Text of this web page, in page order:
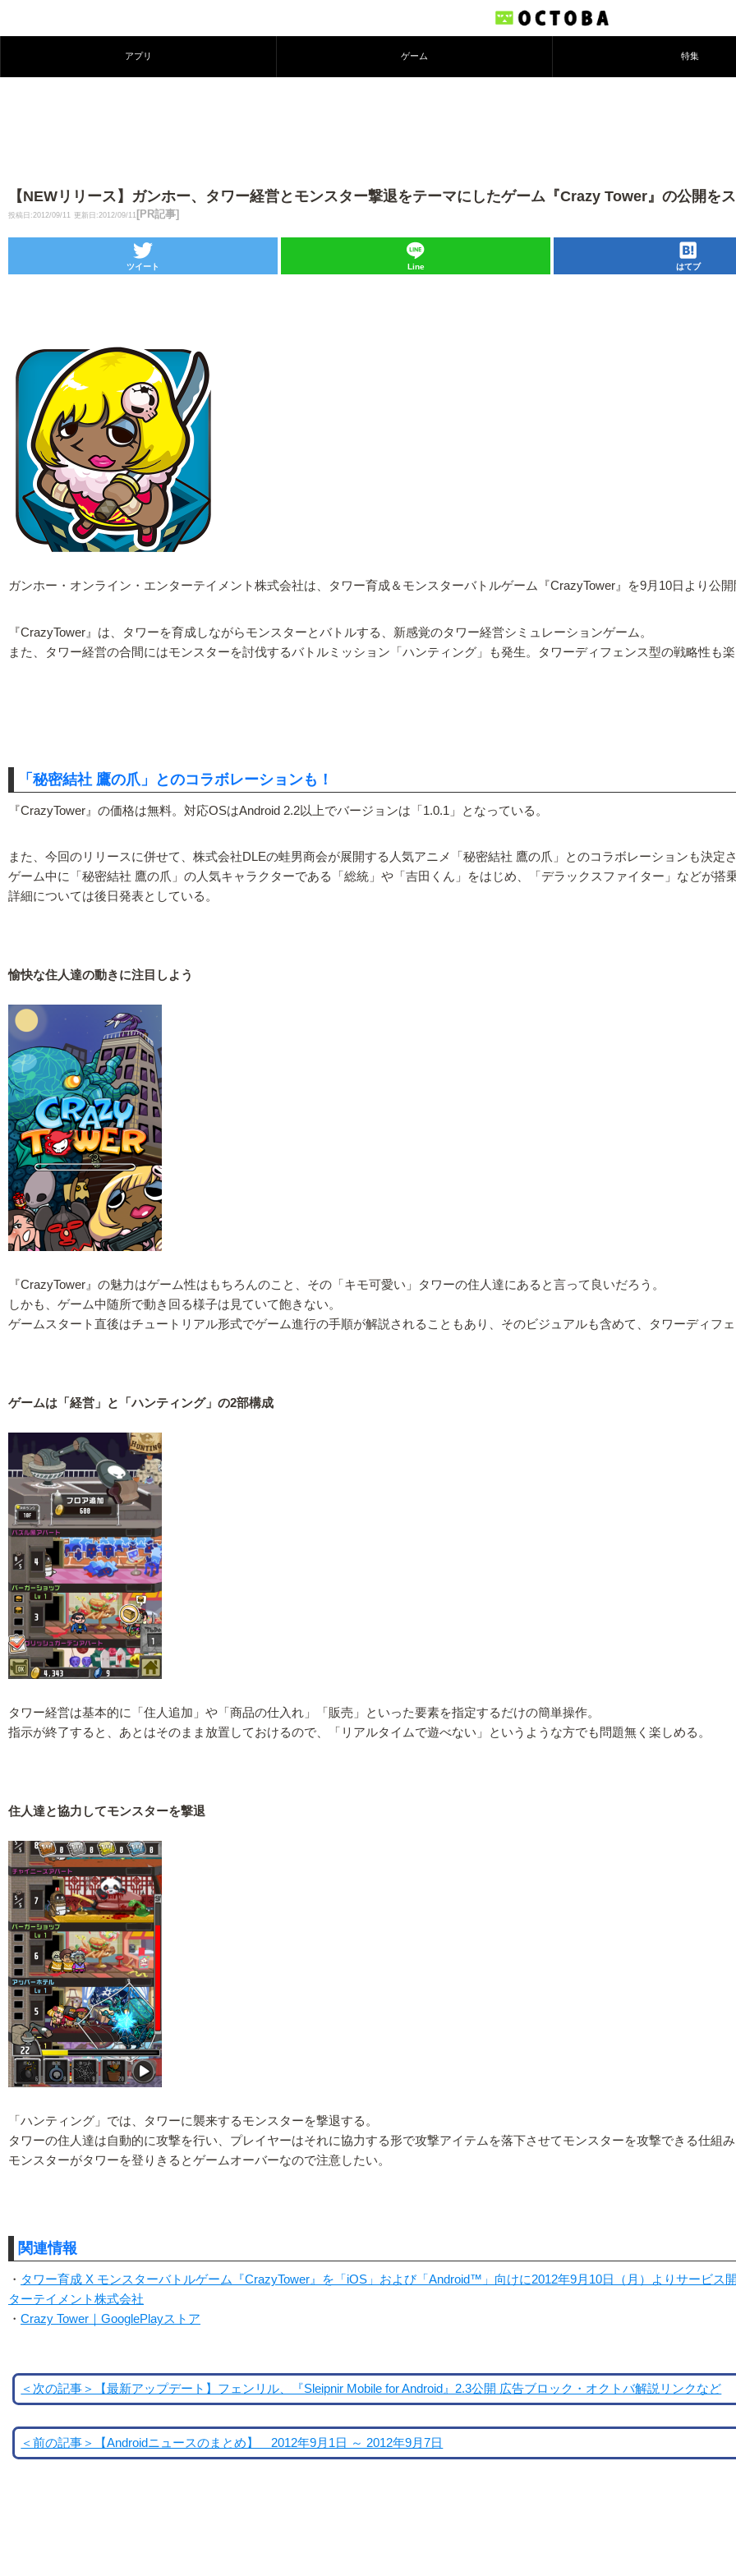
アプリ ゲーム 特集
【NEWリリース】ガンホー、タワー経営とモンスター撃退をテーマにしたゲーム『Crazy Tower』の公開を
投稿日:2012/09/11 更新日:2012/09/11 [PR記事]
ツイート Line はてブ
ガンホー・オンライン・エンターテイメント株式会社は、タワー育成＆モンスターバトルゲーム『CrazyTower』を9月10日より公開
『CrazyTower』は、タワーを育成しながらモンスターとバトルする、新感覚のタワー経営シミュレーションゲーム。
また、タワー経営の合間にはモンスターを討伐するバトルミッション「ハンティング」も発生。タワーディフェンス型の戦略性も
「秘密結社 鷹の爪」とのコラボレーションも！
『CrazyTower』の価格は無料。対応OSはAndroid 2.2以上でバージョンは「1.0.1」となっている。
また、今回のリリースに併せて、株式会社DLEの蛙男商会が展開する人気アニメ「秘密結社 鷹の爪」とのコラボレーションも決定さ
ゲーム中に「秘密結社 鷹の爪」の人気キャラクターである「総統」や「吉田くん」をはじめ、「デラックスファイター」などが搭
詳細については後日発表としている。
愉快な住人達の動きに注目しよう
『CrazyTower』の魅力はゲーム性はもちろんのこと、その「キモ可愛い」タワーの住人達にあると言って良いだろう。
しかも、ゲーム中随所で動き回る様子は見ていて飽きない。
ゲームスタート直後はチュートリアル形式でゲーム進行の手順が解説されることもあり、そのビジュアルも含めて、タワーディフ
ゲームは「経営」と「ハンティング」の2部構成
タワー経営は基本的に「住人追加」や「商品の仕入れ」「販売」といった要素を指定するだけの簡単操作。
指示が終了すると、あとはそのまま放置しておけるので、「リアルタイムで遊べない」というような方でも問題無く楽しめる。
住人達と協力してモンスターを撃退
「ハンティング」では、タワーに襲来するモンスターを撃退する。
タワーの住人達は自動的に攻撃を行い、プレイヤーはそれに協力する形で攻撃アイテムを落下させてモンスターを攻撃できる仕組み
モンスターがタワーを登りきるとゲームオーバーなので注意したい。
関連情報
・ タワー育成 X モンスターバトルゲーム『CrazyTower』を「iOS」および「Android™」向けに2012年9月10日（月）よりサービ
ターテイメント株式会社
・ Crazy Tower｜GooglePlayストア
＜次の記事＞【最新アップデート】フェンリル、『Sleipnir Mobile for Android』2.3公開 広告ブロック・オクトバ解説リンクなど
＜前の記事＞【Androidニュースのまとめ】 2012年9月1日 ～ 2012年9月7日